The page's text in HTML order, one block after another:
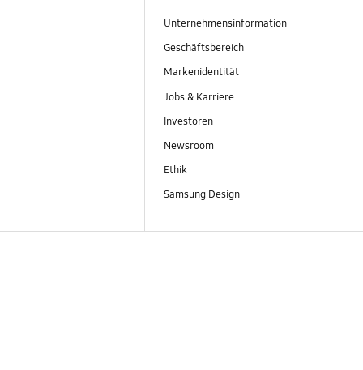
Unternehmensinformation
Geschäftsbereich
Markenidentität
Jobs & Karriere
Investoren
Newsroom
Ethik
Samsung Design